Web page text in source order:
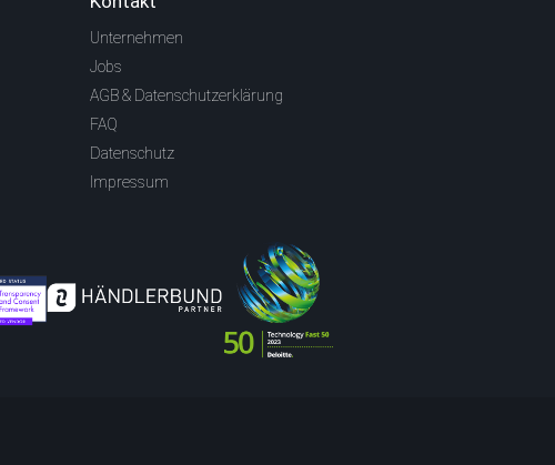
Unternehmen
Jobs
AGB & Datenschutzerklärung
FAQ
Datenschutz
Impressum